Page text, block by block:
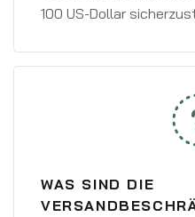
100 US-Dollar
WAS SIND DIE